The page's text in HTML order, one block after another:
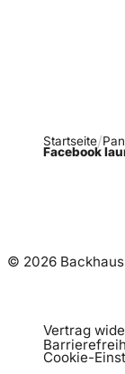
Startseite
Facebook
© 2026
Vertrag
Cookie-